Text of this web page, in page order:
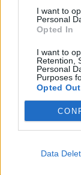
I want to
Personal
Opted In
I want to
Retention,
Personal
Purposes
Opted Out
Data
italiano. Un
ricco di
visione
MERGER &